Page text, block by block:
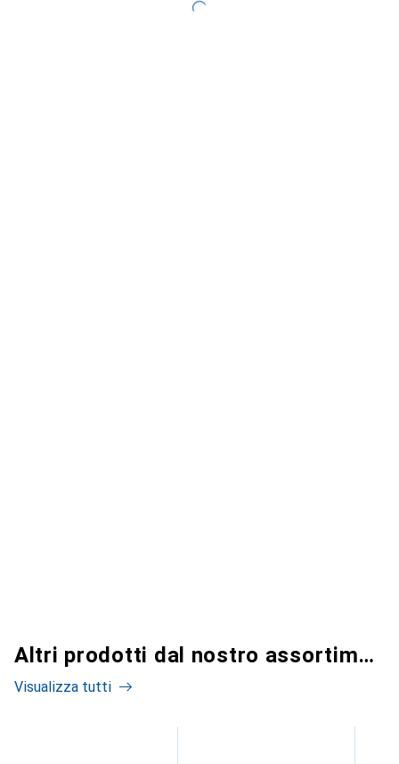
Altri prodotti dal nostro assortimento
Visualizza tutti